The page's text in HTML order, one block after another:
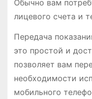
Обычно вам
лицевого счета и
Передача
это простой и
позволяет вам
необходимости
мобильного